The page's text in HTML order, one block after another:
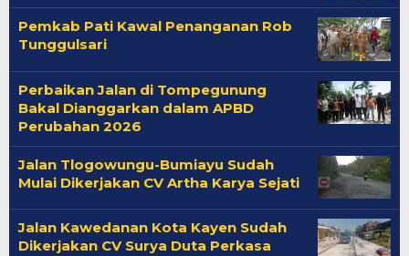
Pemkab Pati Kawal Penanganan Rob
Tunggulsari
Perbaikan Jalan di Tompegunung
Bakal Dianggarkan dalam APBD
Perubahan 2026
Jalan Tlogowungu-Bumiayu Sudah
Mulai Dikerjakan CV Artha Karya Sejati
Jalan Kawedanan Kota Kayen Sudah
Dikerjakan CV Surya Duta Perkasa